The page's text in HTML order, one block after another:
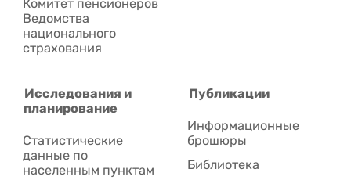
Комитет пенсионеров
Ведомства
национального
страхования
Исследования и
планирование
Статистические
данные по
населенным пунктам
Публикации
Информационные
брошюры
Библиотека